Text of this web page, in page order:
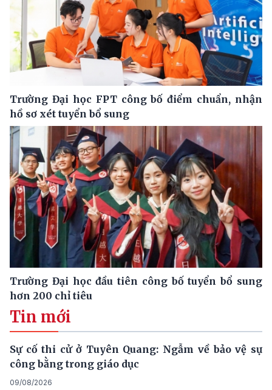
Trường Đại học FPT công bố điểm chuẩn, nhận
hồ sơ xét tuyển bổ sung
Trường Đại học đầu tiên công bố tuyển bổ sung
hơn 200 chỉ tiêu
Tin mới
Sự cố thi cử ở Tuyên Quang: Ngẫm về bảo vệ sự
công bằng trong giáo dục
09/08/2026